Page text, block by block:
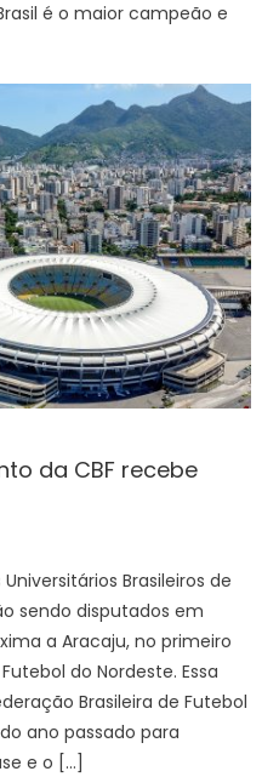
é o maior campeão e
da CBF recebe
Brasileiros de
sendo disputados em
a Aracaju, no primeiro
do Nordeste. Essa
Brasileira de Futebol
ano passado para
e o […]